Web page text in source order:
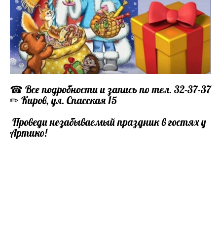
☎ Все подробности и запись по тел. 32-37-37
✏ Киров, ул. Спасская 15
Проведи незабываемый праздник в гостях у
Артико!